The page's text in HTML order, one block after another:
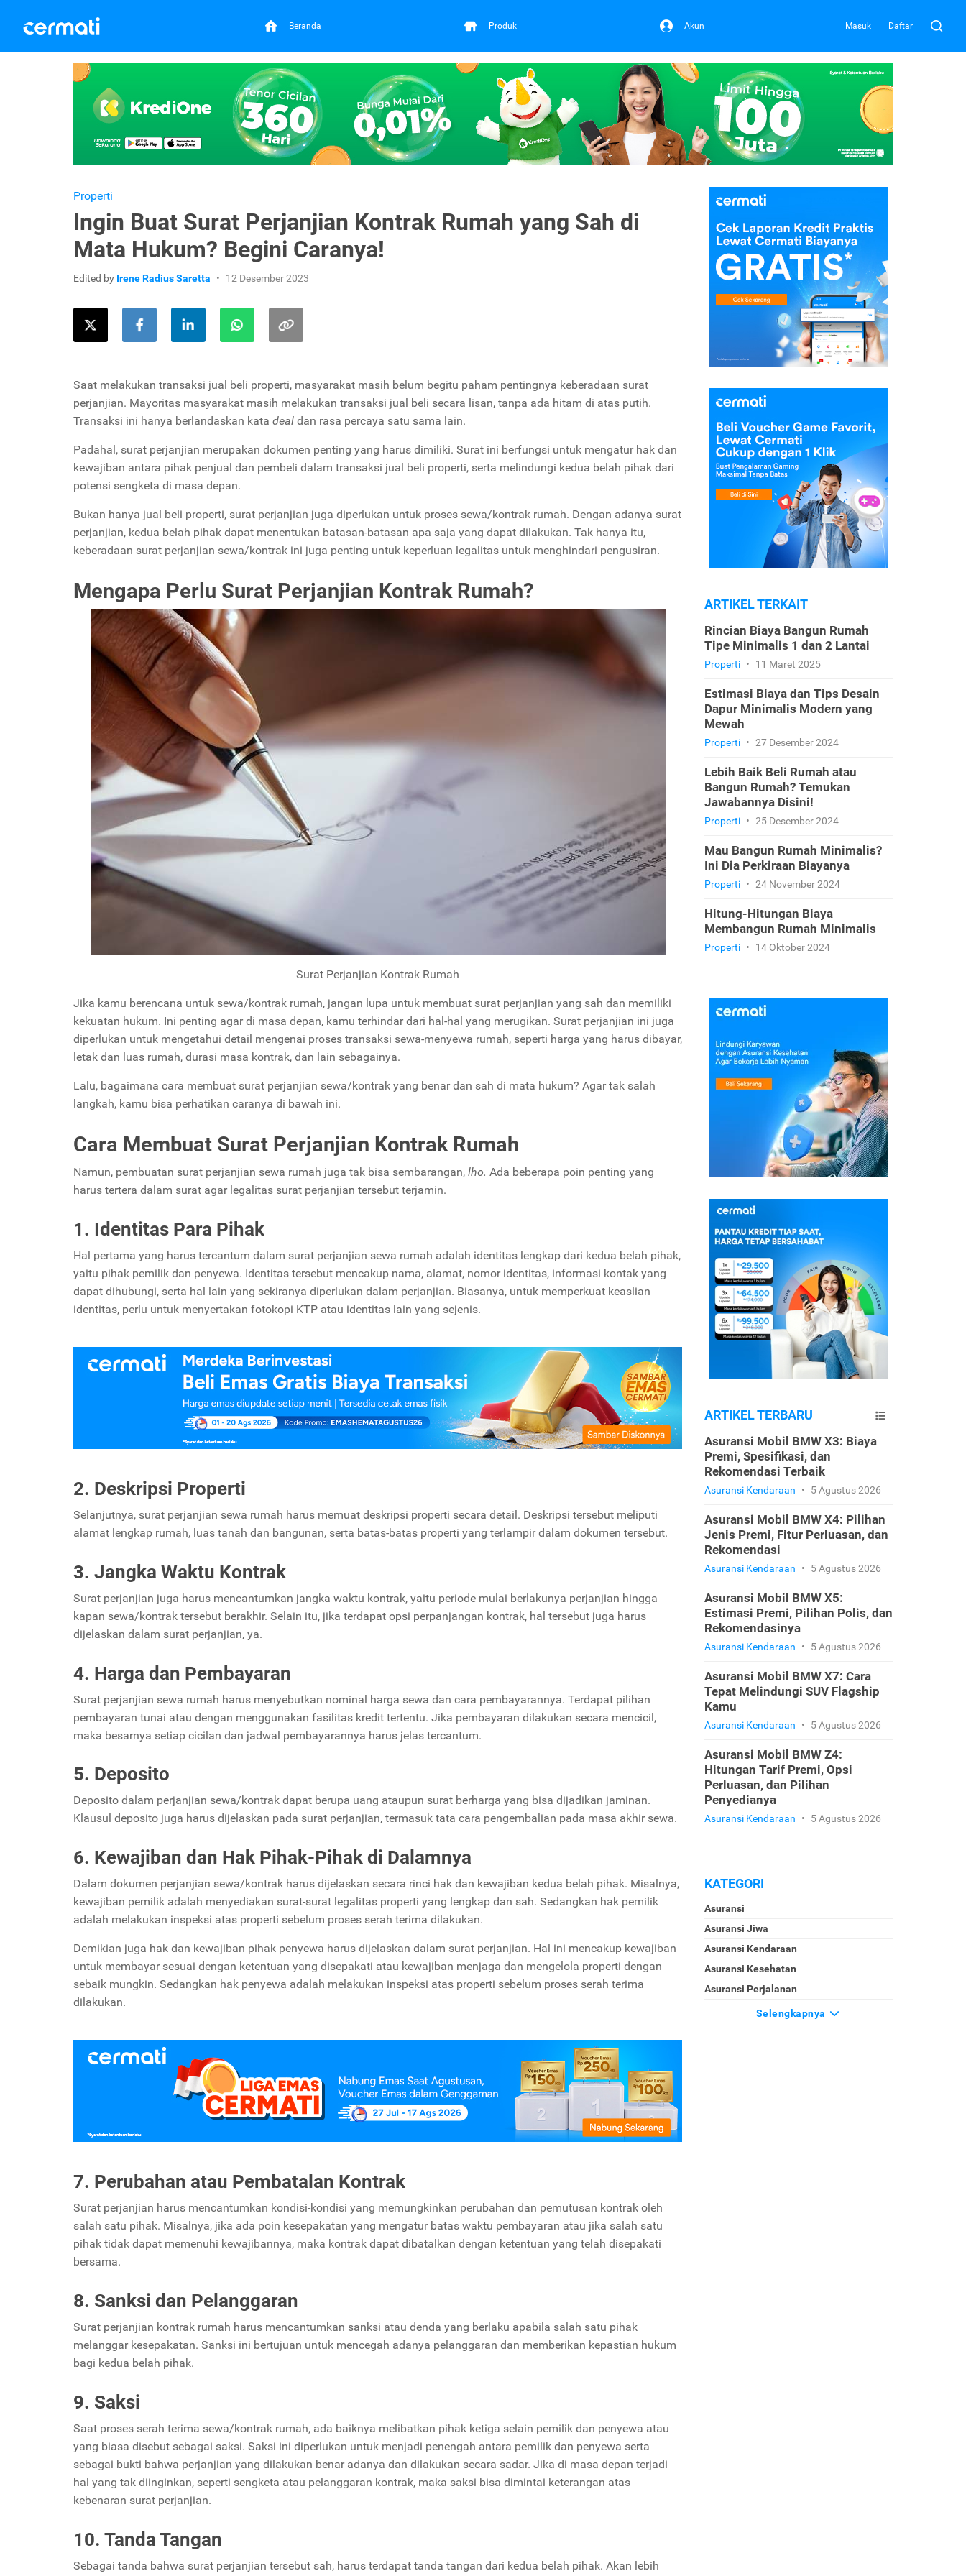
Beranda Produk Akun Masuk Daftar
Properti
Ingin Buat Surat Perjanjian Kontrak Rumah yang Sah di
Mata Hukum? Begini Caranya!
Edited by Irene Radius Saretta 12 Desember 2023
Saat melakukan transaksi jual beli properti, masyarakat masih belum begitu paham pentingnya keberadaan surat
perjanjian. Mayoritas masyarakat masih melakukan transaksi jual beli secara lisan, tanpa ada hitam di atas putih.
Transaksi ini hanya berlandaskan kata deal dan rasa percaya satu sama lain.
Padahal, surat perjanjian merupakan dokumen penting yang harus dimiliki. Surat ini berfungsi untuk mengatur hak dan
kewajiban antara pihak penjual dan pembeli dalam transaksi jual beli properti, serta melindungi kedua belah pihak dari
potensi sengketa di masa depan.
Bukan hanya jual beli properti, surat perjanjian juga diperlukan untuk proses sewa/kontrak rumah. Dengan adanya surat
perjanjian, kedua belah pihak dapat menentukan batasan-batasan apa saja yang dapat dilakukan. Tak hanya itu,
keberadaan surat perjanjian sewa/kontrak ini juga penting untuk keperluan legalitas untuk menghindari pengusiran.
Mengapa Perlu Surat Perjanjian Kontrak Rumah?
Surat Perjanjian Kontrak Rumah
Jika kamu berencana untuk sewa/kontrak rumah, jangan lupa untuk membuat surat perjanjian yang sah dan memiliki
kekuatan hukum. Ini penting agar di masa depan, kamu terhindar dari hal-hal yang merugikan. Surat perjanjian ini juga
diperlukan untuk mengetahui detail mengenai proses transaksi sewa-menyewa rumah, seperti harga yang harus dibayar,
letak dan luas rumah, durasi masa kontrak, dan lain sebagainya.
Lalu, bagaimana cara membuat surat perjanjian sewa/kontrak yang benar dan sah di mata hukum? Agar tak salah
langkah, kamu bisa perhatikan caranya di bawah ini.
Cara Membuat Surat Perjanjian Kontrak Rumah
Namun, pembuatan surat perjanjian sewa rumah juga tak bisa sembarangan, lho. Ada beberapa poin penting yang
harus tertera dalam surat agar legalitas surat perjanjian tersebut terjamin.
1. Identitas Para Pihak
Hal pertama yang harus tercantum dalam surat perjanjian sewa rumah adalah identitas lengkap dari kedua belah pihak,
yaitu pihak pemilik dan penyewa. Identitas tersebut mencakup nama, alamat, nomor identitas, informasi kontak yang
dapat dihubungi, serta hal lain yang sekiranya diperlukan dalam perjanjian. Biasanya, untuk memperkuat keaslian
identitas, perlu untuk menyertakan fotokopi KTP atau identitas lain yang sejenis.
2. Deskripsi Properti
Selanjutnya, surat perjanjian sewa rumah harus memuat deskripsi properti secara detail. Deskripsi tersebut meliputi
alamat lengkap rumah, luas tanah dan bangunan, serta batas-batas properti yang terlampir dalam dokumen tersebut.
3. Jangka Waktu Kontrak
Surat perjanjian juga harus mencantumkan jangka waktu kontrak, yaitu periode mulai berlakunya perjanjian hingga
kapan sewa/kontrak tersebut berakhir. Selain itu, jika terdapat opsi perpanjangan kontrak, hal tersebut juga harus
dijelaskan dalam surat perjanjian, ya.
4. Harga dan Pembayaran
Surat perjanjian sewa rumah harus menyebutkan nominal harga sewa dan cara pembayarannya. Terdapat pilihan
pembayaran tunai atau dengan menggunakan fasilitas kredit tertentu. Jika pembayaran dilakukan secara mencicil,
maka besarnya setiap cicilan dan jadwal pembayarannya harus jelas tercantum.
5. Deposito
Deposito dalam perjanjian sewa/kontrak dapat berupa uang ataupun surat berharga yang bisa dijadikan jaminan.
Klausul deposito juga harus dijelaskan pada surat perjanjian, termasuk tata cara pengembalian pada masa akhir sewa.
6. Kewajiban dan Hak Pihak-Pihak di Dalamnya
Dalam dokumen perjanjian sewa/kontrak harus dijelaskan secara rinci hak dan kewajiban kedua belah pihak. Misalnya,
kewajiban pemilik adalah menyediakan surat-surat legalitas properti yang lengkap dan sah. Sedangkan hak pemilik
adalah melakukan inspeksi atas properti sebelum proses serah terima dilakukan.
Demikian juga hak dan kewajiban pihak penyewa harus dijelaskan dalam surat perjanjian. Hal ini mencakup kewajiban
untuk membayar sesuai dengan ketentuan yang disepakati atau kewajiban menjaga dan mengelola properti dengan
sebaik mungkin. Sedangkan hak penyewa adalah melakukan inspeksi atas properti sebelum proses serah terima
dilakukan.
7. Perubahan atau Pembatalan Kontrak
Surat perjanjian harus mencantumkan kondisi-kondisi yang memungkinkan perubahan dan pemutusan kontrak oleh
salah satu pihak. Misalnya, jika ada poin kesepakatan yang mengatur batas waktu pembayaran atau jika salah satu
pihak tidak dapat memenuhi kewajibannya, maka kontrak dapat dibatalkan dengan ketentuan yang telah disepakati
bersama.
8. Sanksi dan Pelanggaran
Surat perjanjian kontrak rumah harus mencantumkan sanksi atau denda yang berlaku apabila salah satu pihak
melanggar kesepakatan. Sanksi ini bertujuan untuk mencegah adanya pelanggaran dan memberikan kepastian hukum
bagi kedua belah pihak.
9. Saksi
Saat proses serah terima sewa/kontrak rumah, ada baiknya melibatkan pihak ketiga selain pemilik dan penyewa atau
yang biasa disebut sebagai saksi. Saksi ini diperlukan untuk menjadi penengah antara pemilik dan penyewa serta
sebagai bukti bahwa perjanjian yang dilakukan benar adanya dan dilakukan secara sadar. Jika di masa depan terjadi
hal yang tak diinginkan, seperti sengketa atau pelanggaran kontrak, maka saksi bisa dimintai keterangan atas
kebenaran surat perjanjian.
10. Tanda Tangan
Sebagai tanda bahwa surat perjanjian tersebut sah, harus terdapat tanda tangan dari kedua belah pihak. Akan lebih
ARTIKEL TERKAIT
Rincian Biaya Bangun Rumah
Tipe Minimalis 1 dan 2 Lantai
Properti • 11 Maret 2025
Estimasi Biaya dan Tips Desain
Dapur Minimalis Modern yang
Mewah
Properti • 27 Desember 2024
Lebih Baik Beli Rumah atau
Bangun Rumah? Temukan
Jawabannya Disini!
Properti • 25 Desember 2024
Mau Bangun Rumah Minimalis?
Ini Dia Perkiraan Biayanya
Properti • 24 November 2024
Hitung-Hitungan Biaya
Membangun Rumah Minimalis
Properti • 14 Oktober 2024
ARTIKEL TERBARU
Asuransi Mobil BMW X3: Biaya
Premi, Spesifikasi, dan
Rekomendasi Terbaik
Asuransi Kendaraan • 5 Agustus 2026
Asuransi Mobil BMW X4: Pilihan
Jenis Premi, Fitur Perluasan, dan
Rekomendasi
Asuransi Kendaraan • 5 Agustus 2026
Asuransi Mobil BMW X5:
Estimasi Premi, Pilihan Polis, dan
Rekomendasinya
Asuransi Kendaraan • 5 Agustus 2026
Asuransi Mobil BMW X7: Cara
Tepat Melindungi SUV Flagship
Kamu
Asuransi Kendaraan • 5 Agustus 2026
Asuransi Mobil BMW Z4:
Hitungan Tarif Premi, Opsi
Perluasan, dan Pilihan
Penyedianya
Asuransi Kendaraan • 5 Agustus 2026
KATEGORI
Asuransi
Asuransi Jiwa
Asuransi Kendaraan
Asuransi Kesehatan
Asuransi Perjalanan
Selengkapnya